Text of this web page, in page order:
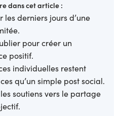
dans cet article :
derniers jours d’une
pour créer un
positif.
individuelles restent
qu’un simple post social.
soutiens vers le partage